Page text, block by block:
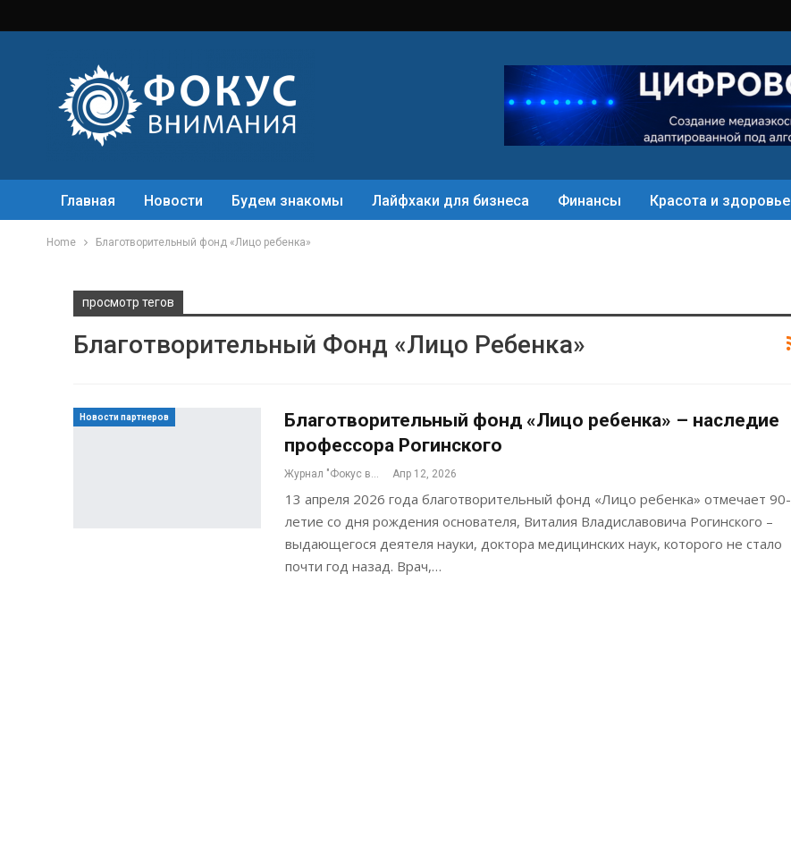
Главная Новости Будем знакомы Лайфхаки для бизнеса Финансы Красота и здоровье
Home Благотворительный фонд «Лицо ребенка»
просмотр тегов
Благотворительный Фонд «Лицо Ребенка»
Новости партнеров
Благотворительный фонд «Лицо ребенка» – наследие
профессора Рогинского
Журнал "Фокус внимания" Апр 12, 2026
13 апреля 2026 года благотворительный фонд «Лицо ребенка» отмечает 90-
летие со дня рождения основателя, Виталия Владиславовича Рогинского –
выдающегося деятеля науки, доктора медицинских наук, которого не стало
почти год назад. Врач,…